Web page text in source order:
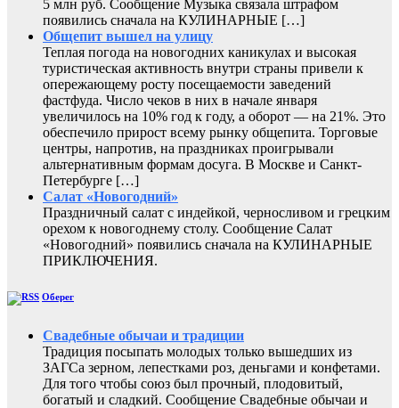
5 млн руб. Сообщение Музыка связала штрафом
появились сначала на КУЛИНАРНЫЕ […]
Общепит вышел на улицу
Теплая погода на новогодних каникулах и высокая
туристическая активность внутри страны привели к
опережающему росту посещаемости заведений
фастфуда. Число чеков в них в начале января
увеличилось на 10% год к году, а оборот — на 21%. Это
обеспечило прирост всему рынку общепита. Торговые
центры, напротив, на праздниках проигрывали
альтернативным формам досуга. В Москве и Санкт-
Петербурге […]
Салат «Новогодний»
Праздничный салат с индейкой, черносливом и грецким
орехом к новогоднему столу. Сообщение Салат
«Новогодний» появились сначала на КУЛИНАРНЫЕ
ПРИКЛЮЧЕНИЯ.
Оберег
Свадебные обычаи и традиции
Традиция посыпать молодых только вышедших из
ЗАГСа зерном, лепестками роз, деньгами и конфетами.
Для того чтобы союз был прочный, плодовитый,
богатый и сладкий. Сообщение Свадебные обычаи и